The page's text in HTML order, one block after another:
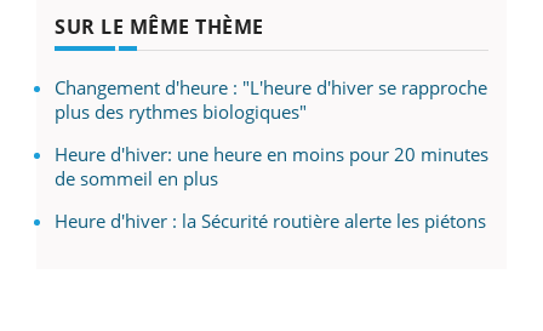
SUR LE MÊME THÈME
Changement d'heure : "L'heure d'hiver se rapproche
plus des rythmes biologiques"
Heure d'hiver: une heure en moins pour 20 minutes
de sommeil en plus
Heure d'hiver : la Sécurité routière alerte les piétons